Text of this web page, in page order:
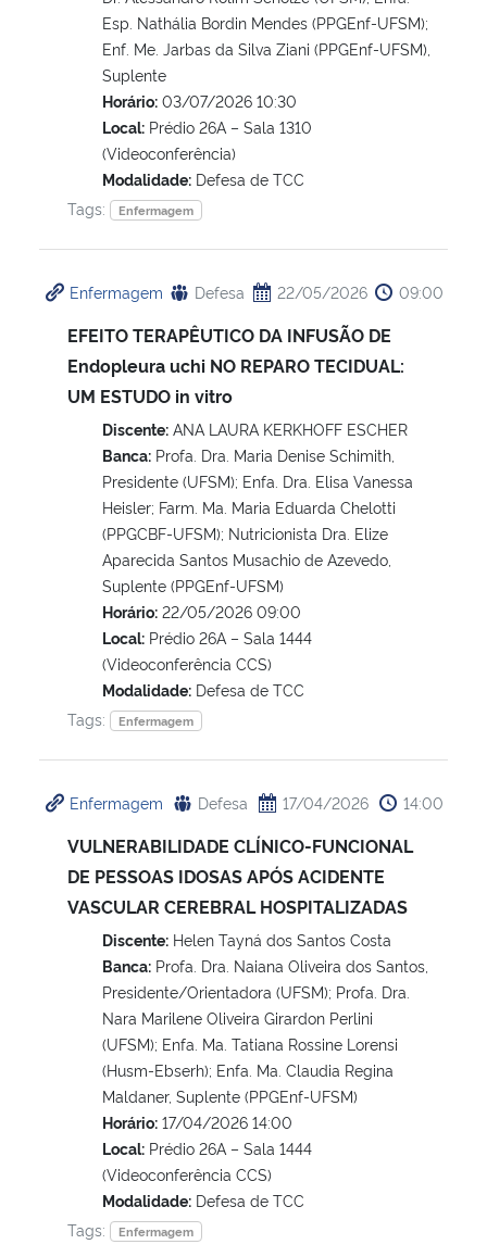
Esp. Nathália Bordin Mendes (PPGEnf-UFSM);
Enf. Me. Jarbas da Silva Ziani (PPGEnf-UFSM),
Suplente
Horário: 03/07/2026 10:30
Local: Prédio 26A – Sala 1310
(Videoconferência)
Modalidade: Defesa de TCC
Tags:
Enfermagem
Enfermagem Defesa 22/05/2026 09:00
EFEITO TERAPÊUTICO DA INFUSÃO DE
Endopleura uchi NO REPARO TECIDUAL:
UM ESTUDO in vitro
Discente: ANA LAURA KERKHOFF ESCHER
Banca: Profa. Dra. Maria Denise Schimith,
Presidente (UFSM); Enfa. Dra. Elisa Vanessa
Heisler; Farm. Ma. Maria Eduarda Chelotti
(PPGCBF-UFSM); Nutricionista Dra. Elize
Aparecida Santos Musachio de Azevedo,
Suplente (PPGEnf-UFSM)
Horário: 22/05/2026 09:00
Local: Prédio 26A – Sala 1444
(Videoconferência CCS)
Modalidade: Defesa de TCC
Tags:
Enfermagem
Enfermagem Defesa 17/04/2026 14:00
VULNERABILIDADE CLÍNICO-FUNCIONAL
DE PESSOAS IDOSAS APÓS ACIDENTE
VASCULAR CEREBRAL HOSPITALIZADAS
Discente: Helen Tayná dos Santos Costa
Banca: Profa. Dra. Naiana Oliveira dos Santos,
Presidente/Orientadora (UFSM); Profa. Dra.
Nara Marilene Oliveira Girardon Perlini
(UFSM); Enfa. Ma. Tatiana Rossine Lorensi
(Husm-Ebserh); Enfa. Ma. Claudia Regina
Maldaner, Suplente (PPGEnf-UFSM)
Horário: 17/04/2026 14:00
Local: Prédio 26A – Sala 1444
(Videoconferência CCS)
Modalidade: Defesa de TCC
Tags:
Enfermagem